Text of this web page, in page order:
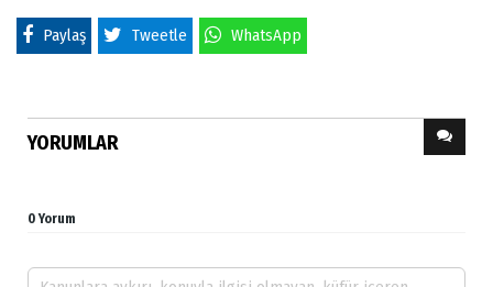
Paylaş Tweetle WhatsApp
YORUMLAR
0 Yorum